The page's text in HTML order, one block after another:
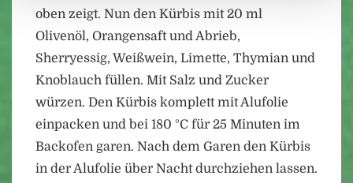
oben zeigt. Nun den Kürbis mit 20 ml
Olivenöl, Orangensaft und Abrieb,
Sherryessig, Weißwein, Limette, Thymian und
Knoblauch füllen. Mit Salz und Zucker
würzen. Den Kürbis komplett mit Alufolie
einpacken und bei 180 °C für 25 Minuten im
Backofen garen. Nach dem Garen den Kürbis
in der Alufolie über Nacht durchziehen lassen.